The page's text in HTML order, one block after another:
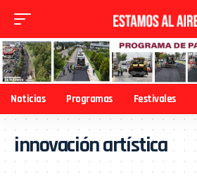
Noticias Programas Festivales
innovación artística